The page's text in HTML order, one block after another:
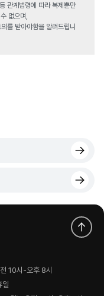
관계법령에 따라 복제뿐만
없으며,
를 받아야함을 알려드립니
10시-오후 8시
일